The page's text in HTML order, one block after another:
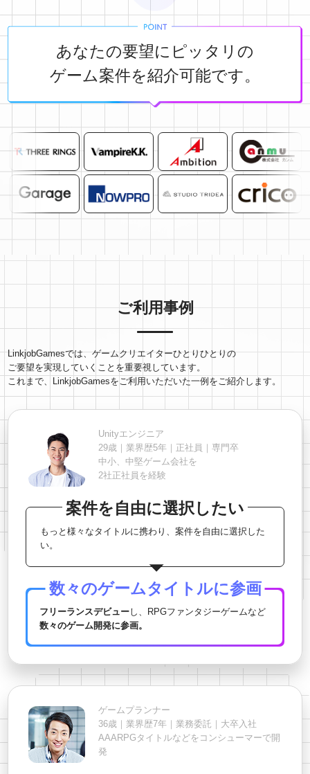
あなたの要望にピッタリの
ゲーム案件を紹介可能です。
ご利用事例
LinkjobGamesでは、ゲームクリエイターひとりひとりの
ご要望を実現していくことを重要視しています。
これまで、LinkjobGamesをご利用いただいた一例をご紹介します。
Unityエンジニア
29歳｜業界歴5年｜正社員｜専門卒
中小、中堅ゲーム会社を
2社正社員を経験
案件を自由に選択したい
もっと様々なタイトルに携わり、案件を自由に選択した
い。
数々のゲームタイトルに参画
フリーランスデビューし、RPGファンタジーゲームなど
数々のゲーム開発に参画。
ゲームプランナー
36歳｜業界歴7年｜業務委託｜大卒入社
AAARPGタイトルなどをコンシューマーで開
発